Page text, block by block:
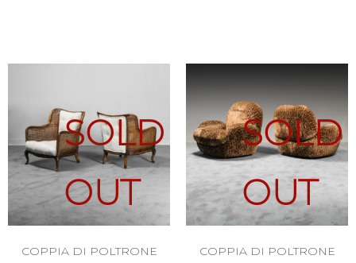
SOLD
OUT
COPPIA DI POLTRONE
SOLD
OUT
COPPIA DI POLTRONE